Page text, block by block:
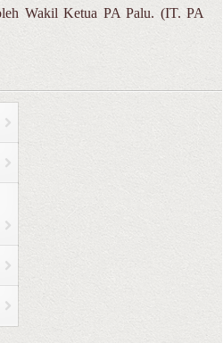
Wakil Ketua PA Palu. (IT. PA